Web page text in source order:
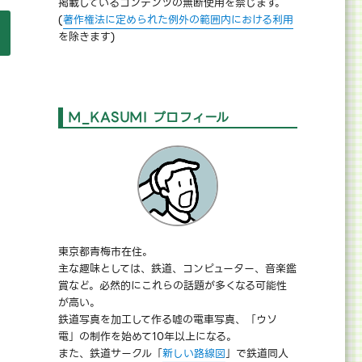
Calendarに寄稿しました” の
(著作権法に定められた例外の範囲内における利用
を除きます)
M_KASUMI プロフィール
東京都青梅市在住。
主な趣味としては、鉄道、コンピューター、音楽鑑
賞など。必然的にこれらの話題が多くなる可能性
が高い。
鉄道写真を加工して作る嘘の電車写真、「ウソ
電」の制作を始めて10年以上になる。
また、鉄道サークル「新しい路線図」で鉄道同人